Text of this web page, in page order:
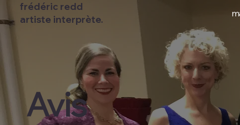
frédéric redd
artiste interprète.
Avis